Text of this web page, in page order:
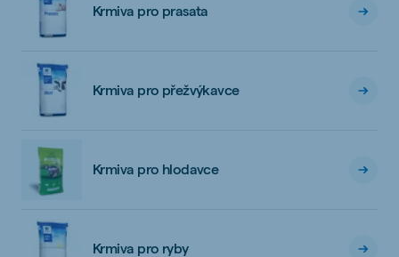
Krmiva pro prasata
Krmiva pro přežvýkavce
Krmiva pro hlodavce
Krmiva pro ryby